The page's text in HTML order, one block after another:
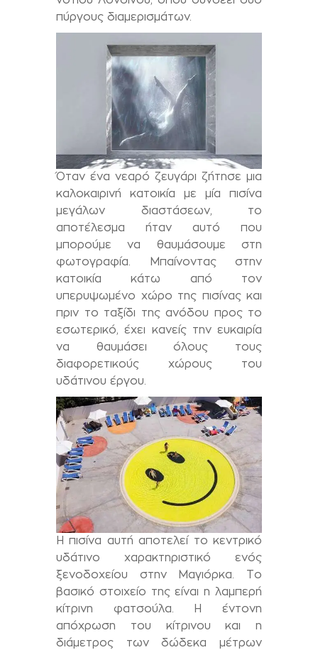
πύργους διαμερισμάτων.
Όταν ένα νεαρό ζευγάρι ζήτησε μια
καλοκαιρινή κατοικία με μία πισίνα
μεγάλων διαστάσεων, το
αποτέλεσμα ήταν αυτό που
μπορούμε να θαυμάσουμε στη
φωτογραφία. Μπαίνοντας στην
κατοικία κάτω από τον
υπερυψωμένο χώρο της πισίνας και
πριν το ταξίδι της ανόδου προς το
εσωτερικό, έχει κανείς την ευκαιρία
να θαυμάσει όλους τους
διαφορετικούς χώρους του
υδάτινου έργου.
Η πισίνα αυτή αποτελεί το κεντρικό
υδάτινο χαρακτηριστικό ενός
ξενοδοχείου στην Μαγιόρκα. Το
βασικό στοιχείο της είναι η λαμπερή
κίτρινη φατσούλα. Η έντονη
απόχρωση του κίτρινου και η
διάμετρος των δώδεκα μέτρων